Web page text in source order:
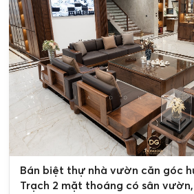
Bán biệt thự nhà vườn căn góc
Trạch 2 mặt thoáng có sân